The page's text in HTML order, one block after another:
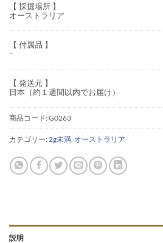
【 採掘場所 】
オーストラリア
【 付属品 】
–
【 発送元 】
日本（約１週間以内でお届け）
商品コード:G0263
カテゴリー: 2g未満 オーストラリア
説明